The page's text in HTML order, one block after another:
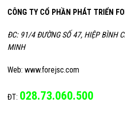
CÔNG TY CỔ PHẦN PHÁT TRIỂN
ĐC: 91/4 ĐƯỜNG SỐ 47, HIỆP BÌNH
MINH
Web: www.forejsc.com
ĐT: 028.73.060.500